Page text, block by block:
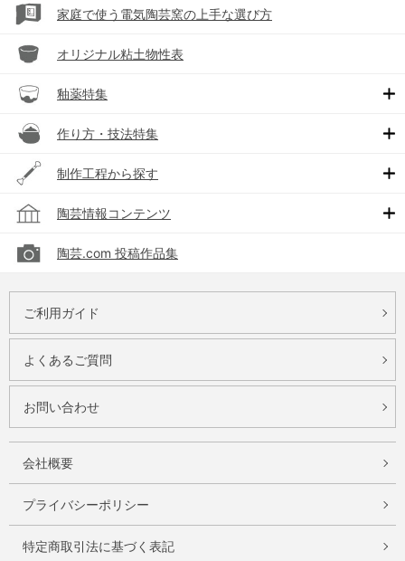
家庭で使う電気陶芸窯の上手な選び方
オリジナル粘土物性表
釉薬特集
作り方・技法特集
制作工程から探す
陶芸情報コンテンツ
陶芸.com 投稿作品集
ご利用ガイド
よくあるご質問
お問い合わせ
会社概要
プライバシーポリシー
特定商取引法に基づく表記